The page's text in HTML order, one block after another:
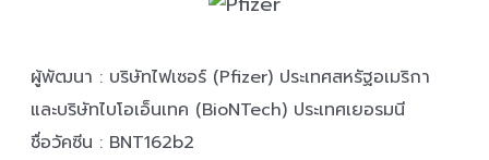
ผู้พัฒนา : บริษัทไฟเซอร์ (Pfizer) ประเทศสหรัฐอเมริกา
และบริษัทไบโอเอ็นเทค (BioNTech) ประเทศเยอรมนี
ชื่อวัคซีน : BNT162b2